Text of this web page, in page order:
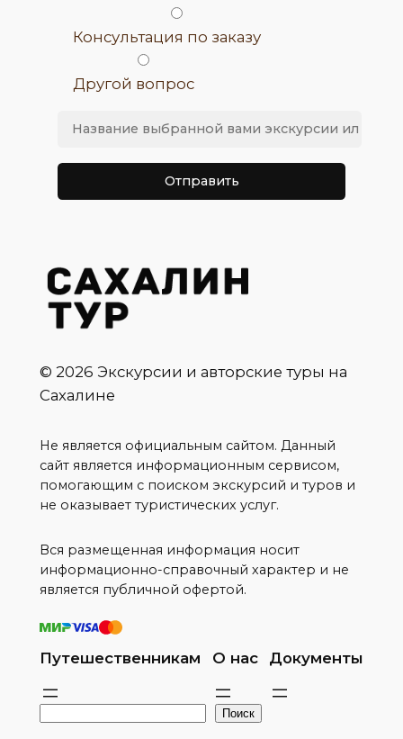
Консультация по заказу
Другой вопрос
Оставьте это поле пустым.
© 2026 Экскурсии и авторские туры на
Сахалине
Не является официальным сайтом. Данный
сайт является информационным сервисом,
помогающим с поиском экскурсий и туров и
не оказывает туристических услуг.
Вся размещенная информация носит
информационно-справочный характер и не
является публичной офертой.
Путешественникам О нас Документы
Поиск